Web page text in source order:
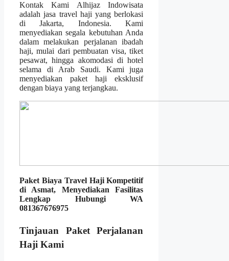
Kontak Kami Alhijaz Indowisata
adalah jasa travel haji yang berlokasi
di Jakarta, Indonesia. Kami
menyediakan segala kebutuhan Anda
dalam melakukan perjalanan ibadah
haji, mulai dari pembuatan visa, tiket
pesawat, hingga akomodasi di hotel
selama di Arab Saudi. Kami juga
menyediakan paket haji eksklusif
dengan biaya yang terjangkau.
Paket Biaya Travel Haji Kompetitif
di Asmat, Menyediakan Fasilitas
Lengkap Hubungi WA
081367676975
Tinjauan Paket Perjalanan
Haji Kami